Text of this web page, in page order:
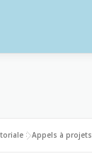
J’AI UN PROJET
>Appels à projets